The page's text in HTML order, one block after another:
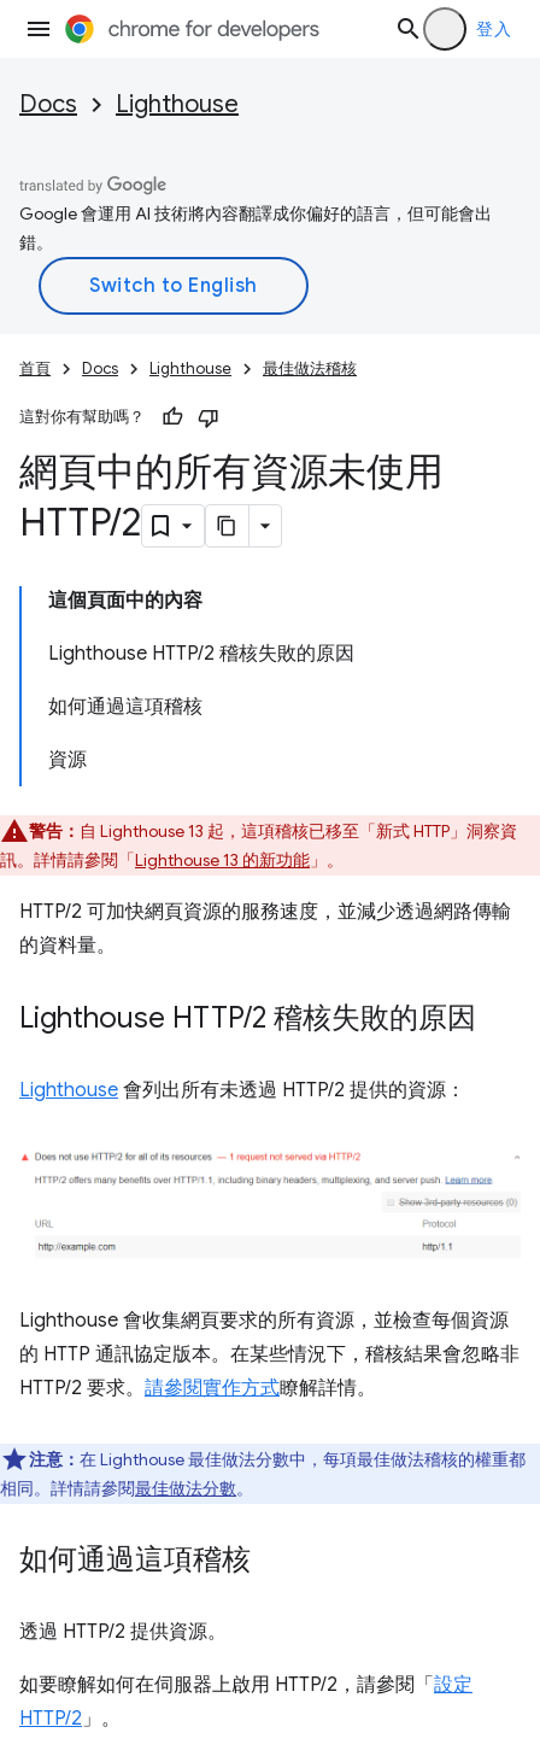
登入
Docs Lighthouse
Google 會運用 AI 技術將內容翻譯成你偏好的語言，但可能會出
錯。
首頁 Docs Lighthouse 最佳做法稽核
這對你有幫助嗎？
網頁中的所有資源未使用
HTTP/2
這個頁面中的內容
Lighthouse HTTP/2 稽核失敗的原因
如何通過這項稽核
資源
警告： 自 Lighthouse 13 起，這項稽核已移至「新式 HTTP」 洞察資
訊。詳情請參閱「Lighthouse 13 的新功能 」。
HTTP/2 可加快網頁資源的服務速度，並減少透過網路傳輸
的資料量。
Lighthouse HTTP/2 稽核失敗的原因
Lighthouse 會列出所有未透過 HTTP/2 提供的資源：
Lighthouse 會收集網頁要求的所有資源，並檢查每個資源
的 HTTP 通訊協定版本。在某些情況下，稽核結果會忽略非
HTTP/2 要求。 請參閱實作方式瞭解詳情。
注意： 在 Lighthouse 最佳做法分數中，每項最佳做法稽核的權重都
相同。詳情請參閱最佳做法分數。
如何通過這項稽核
透過 HTTP/2 提供資源。
如要瞭解如何在伺服器上啟用 HTTP/2，請參閱「 設定
HTTP/2」。